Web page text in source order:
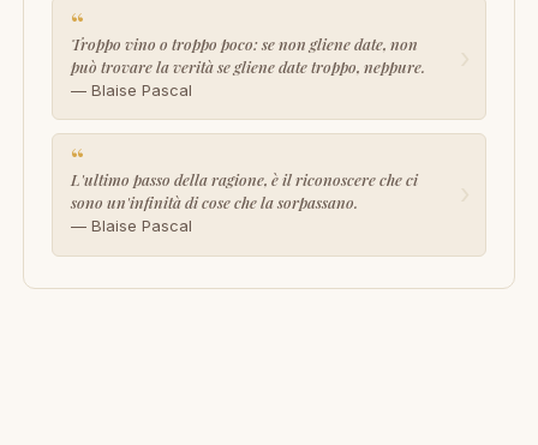
“
Troppo vino o troppo poco: se non gliene date, non
può trovare la verità se gliene date troppo, neppure.
— Blaise Pascal
“
L'ultimo passo della ragione, è il riconoscere che ci
sono un'infinità di cose che la sorpassano.
— Blaise Pascal